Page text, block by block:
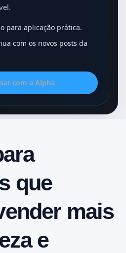
para aplicação prática.
com os novos posts da
com a Alpha
que
mais
e